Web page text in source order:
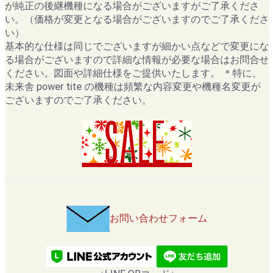
が純正の後継機種になる場合がございますがご了承くださ
い。（価格が変更となる場合がございますのでご了承くださ
い）
基本的な仕様は同じでございますが細かい点などで変更にな
る場合がございますので詳細な情報が必要な場合はお問合せ
ください。図面や詳細仕様をご提供いたします。 ＊特に、
未来舎 power tite の機種は頻繁な内容変更や機種名変更が
ございますのでご了承ください。
お問い合わせフォーム